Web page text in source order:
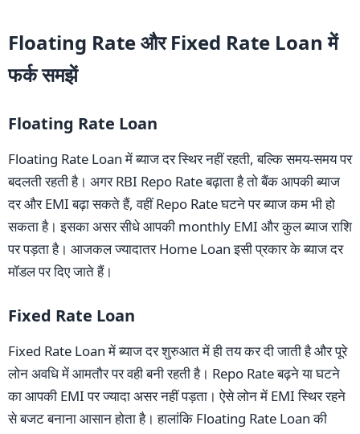
Floating Rate और Fixed Rate Loan में
फर्क समझें
Floating Rate Loan
Floating Rate Loan में ब्याज दर स्थिर नहीं रहती, बल्कि समय-समय पर
बदलती रहती है। अगर RBI Repo Rate बढ़ाता है तो बैंक आपकी ब्याज
दर और EMI बढ़ा सकते हैं, वहीं Repo Rate घटने पर ब्याज कम भी हो
सकता है। इसका असर सीधे आपकी monthly EMI और कुल ब्याज राशि
पर पड़ता है। आजकल ज्यादातर Home Loan इसी प्रकार के ब्याज दर
मॉडल पर दिए जाते हैं।
Fixed Rate Loan
Fixed Rate Loan में ब्याज दर शुरुआत में ही तय कर दी जाती है और पूरे
लोन अवधि में आमतौर पर वही बनी रहती है। Repo Rate बढ़ने या घटने
का आपकी EMI पर ज्यादा असर नहीं पड़ता। ऐसे लोन में EMI स्थिर रहने
से बजट बनाना आसान होता है। हालांकि Floating Rate Loan की